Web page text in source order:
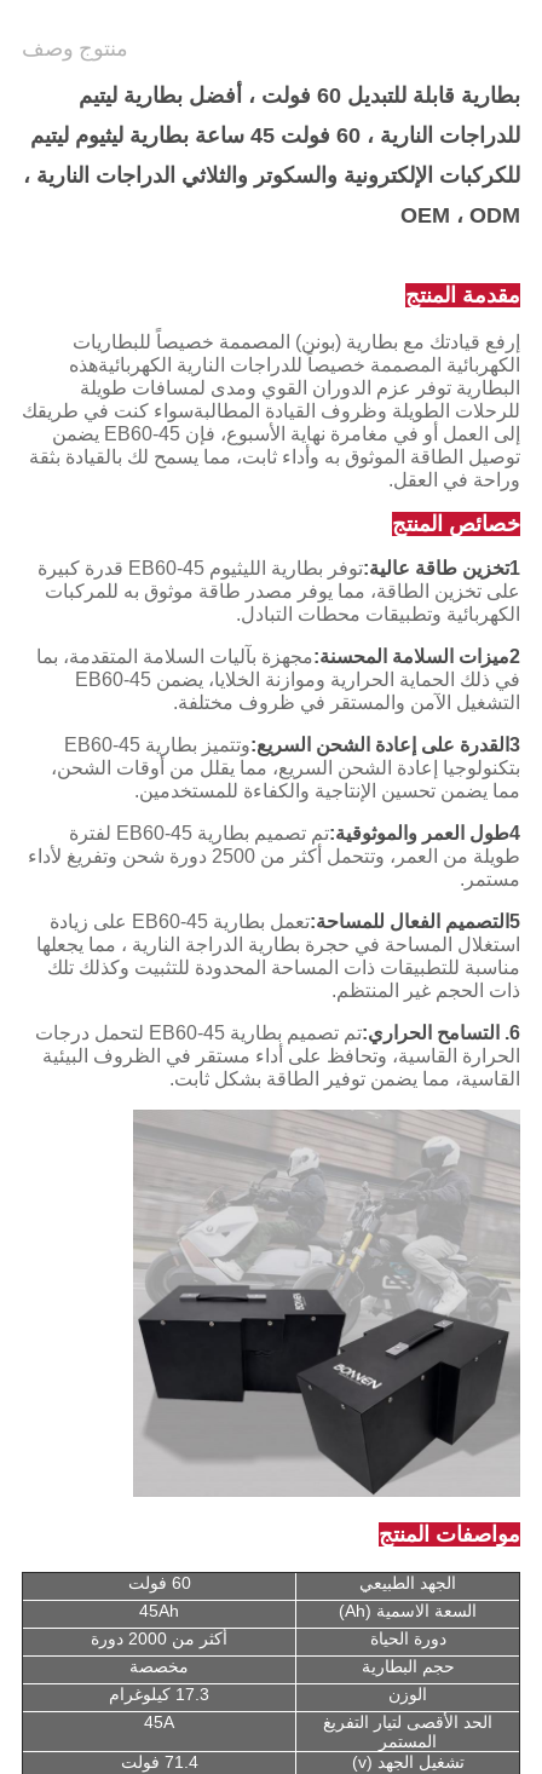
منتوج وصف
بطارية قابلة للتبديل 60 فولت ، أفضل بطارية ليتيم
للدراجات النارية ، 60 فولت 45 ساعة بطارية ليثيوم ليتيم
للكركبات الإلكترونية والسكوتر والثلاثي الدراجات النارية ،
OEM ، ODM
مقدمة المنتج
إرفع قيادتك مع بطارية (بونن) المصممة خصيصاً للبطاريات
الكهربائية المصممة خصيصاً للدراجات النارية الكهربائيةهذه
البطارية توفر عزم الدوران القوي ومدى لمسافات طويلة
للرحلات الطويلة وظروف القيادة المطالبةسواء كنت في طريقك
إلى العمل أو في مغامرة نهاية الأسبوع، فإن EB60-45 يضمن
توصيل الطاقة الموثوق به وأداء ثابت، مما يسمح لك بالقيادة بثقة
وراحة في العقل.
خصائص المنتج
1تخزين طاقة عالية:
توفر بطارية الليثيوم EB60-45 قدرة كبيرة
على تخزين الطاقة، مما يوفر مصدر طاقة موثوق به للمركبات
الكهربائية وتطبيقات محطات التبادل.
2ميزات السلامة المحسنة:
مجهزة بآليات السلامة المتقدمة، بما
في ذلك الحماية الحرارية وموازنة الخلايا، يضمن EB60-45
التشغيل الآمن والمستقر في ظروف مختلفة.
3القدرة على إعادة الشحن السريع:
وتتميز بطارية EB60-45
بتكنولوجيا إعادة الشحن السريع، مما يقلل من أوقات الشحن،
مما يضمن تحسين الإنتاجية والكفاءة للمستخدمين.
4طول العمر والموثوقية:
تم تصميم بطارية EB60-45 لفترة
طويلة من العمر، وتتحمل أكثر من 2500 دورة شحن وتفريغ لأداء
مستمر.
5التصميم الفعال للمساحة:
تعمل بطارية EB60-45 على زيادة
استغلال المساحة في حجرة بطارية الدراجة النارية ، مما يجعلها
مناسبة للتطبيقات ذات المساحة المحدودة للتثبيت وكذلك تلك
ذات الحجم غير المنتظم.
6. التسامح الحراري:
تم تصميم بطارية EB60-45 لتحمل درجات
الحرارة القاسية، وتحافظ على أداء مستقر في الظروف البيئية
القاسية، مما يضمن توفير الطاقة بشكل ثابت.
مواصفات المنتج
الجهد الطبيعي
60 فولت
السعة الاسمية (Ah)
45Ah
دورة الحياة
أكثر من 2000 دورة
حجم البطارية
مخصصة
الوزن
17.3 كيلوغرام
الحد الأقصى لتيار التفريغ
المستمر
45A
تشغيل الجهد (v) 71.4 فولت